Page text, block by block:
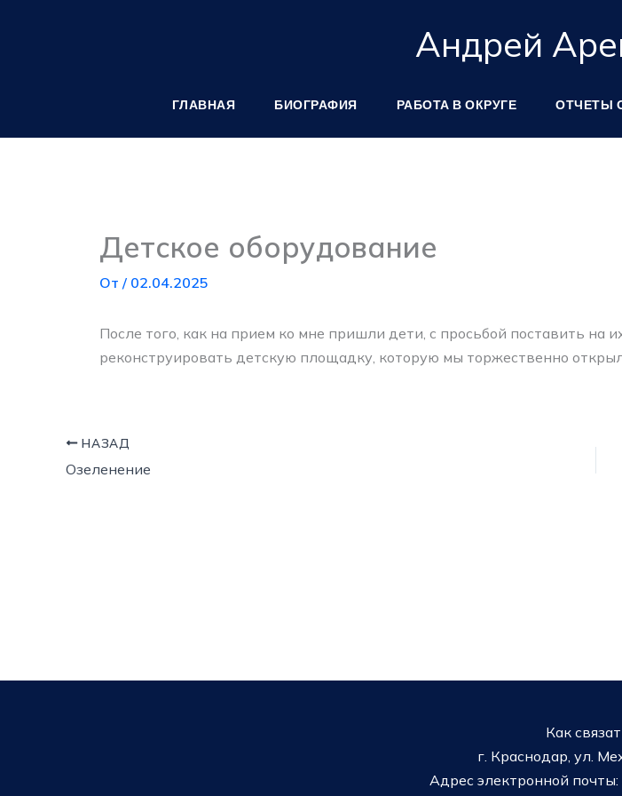
Андрей
ГЛАВНАЯ БИОГРАФИЯ РАБОТА В ОКРУГЕ ОТЧЕТЫ
Детское оборудование
От / 02.04.2025
После того, как на прием ко мне пришли дети, с просьбой поставить
реконструировать детскую площадку, которую мы торжественно
НАЗАД
Озеленение
Как
г. Краснодар, ул.
Адрес электронной почты: